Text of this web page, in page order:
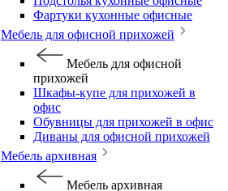
Фартуки кухонные офисные
Мебель для офисной прихожей
Мебель для офисной
прихожей
Шкафы-купе для прихожей в
офис
Обувницы для прихожей в офис
Диваны для офисной прихожей
Мебель архивная
Мебель архивная